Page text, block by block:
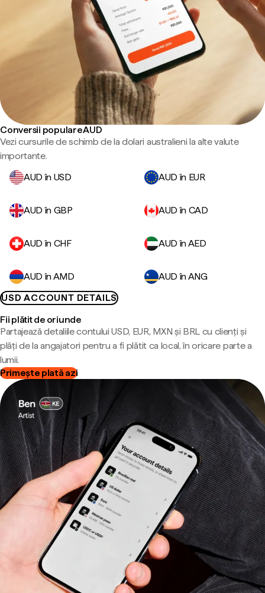
Conversii populare AUD
Vezi cursurile de schimb de la dolari australieni la alte valute
importante.
AUD în USD
AUD în EUR
AUD în GBP AUD în CAD
AUD în CHF AUD în AED
AUD în AMD
AUD în ANG
USD ACCOUNT DETAILS
Fii plătit de oriunde
Partajează detaliile contului USD, EUR, MXN și BRL cu clienți și
plăți de la angajatori pentru a fi plătit ca local, în oricare parte a
lumii.
Primește plată azi